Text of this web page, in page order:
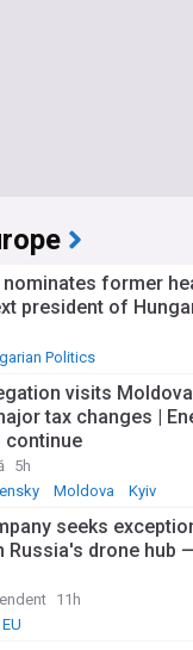
former
president of
Politics
visits
tax changes |
5h
Moldova Kyiv
seeks
Russia's drone hub
11h
EU